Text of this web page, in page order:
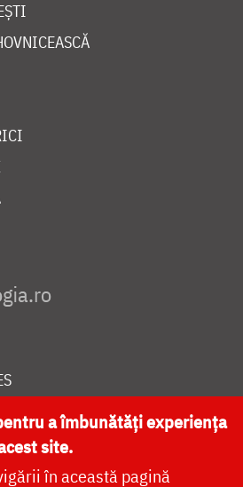
CATEDRALA NAȚIONALĂ
a îmbunătăți experiența
site.
în această pagină